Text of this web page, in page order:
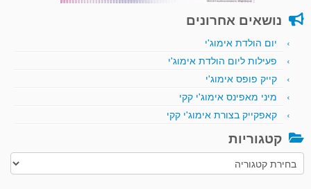
נושאים אחרונים
יום הולדת אימוג'י
פעילות ליום הולדת אימוג'י
קייק פופס אימוג'י
מיני מאפינס אימוג'י קקי
קאפקייק בצורת אימוג'י קקי
קטגוריות
קטגוריות